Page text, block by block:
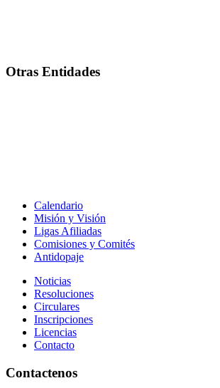
Otras Entidades
Calendario
Misión y Visión
Ligas Afiliadas
Comisiones y Comités
Antidopaje
Noticias
Resoluciones
Circulares
Inscripciones
Licencias
Contacto
Contactenos